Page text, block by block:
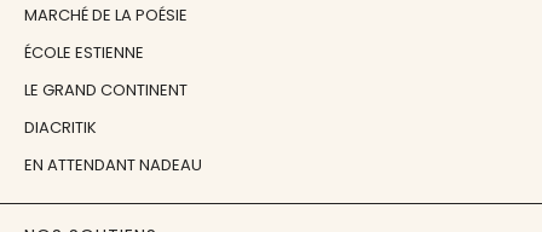
MARCHÉ DE LA POÉSIE
ÉCOLE ESTIENNE
LE GRAND CONTINENT
DIACRITIK
EN ATTENDANT NADEAU